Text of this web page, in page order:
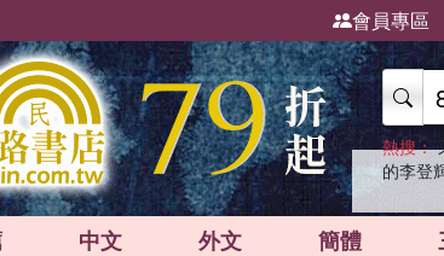
會員專區
熱搜：
的李登
中文 外文 簡體